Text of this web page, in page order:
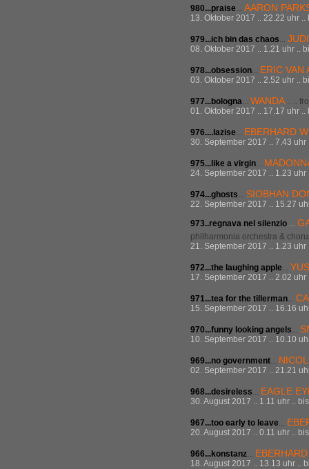
980...praise... AARON
13. Oktober 2017 .. 22.22 uhr
979...ich bin das chaos...
08. Oktober 2017 .. 1.21 uhr ..
978...obsession... ERIC VAN
03. Oktober 2017 .. 2.52 uhr ..
977...bologna... WANDA .. ..
01. Oktober 2017 .. 17.17 uhr
976....lazise... EBERHARD
30. September 2017 .. 7.43
975...like a virgin...
24. September 2017 .. 1.23
974...ghosts... SIOBHAN
22. September 2017 .. 15.27
973..regnava nel silenzio ...
philharmonia orchestra &
21. September 2017 .. 1.23
972...the laughing apple...
17. September 2017 .. 2.02
971...tea for the tillerman...
15. September 2017 .. 16.16
970...funny looking angels...
10. September 2017 .. 10.10
969...no government...
02. September 2017 .. 21.21
968...desireless... EAGLE
30. August 2017 .. 1.11 uhr ..
967...too early to leave...
20. August 2017 .. 0.11 uhr ..
966...konstanz...
18. August 2017 .. 13.13 uhr ..